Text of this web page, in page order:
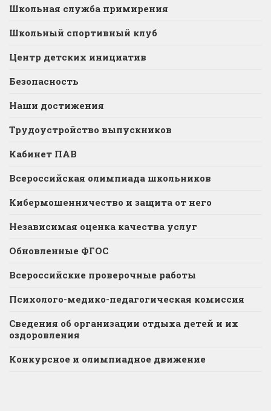
Школьная служба примирения
Школьный спортивный клуб
Центр детских инициатив
Безопасность
Наши достижения
Трудоустройство выпускников
Кабинет ПАВ
Всероссийская олимпиада школьников
Кибермошенничество и защита от него
Независимая оценка качества услуг
Обновленные ФГОС
Всероссийские проверочные работы
Психолого-медико-педагогическая комиссия
Сведения об организации отдыха детей и их
оздоровления
Конкурсное и олимпиадное движение